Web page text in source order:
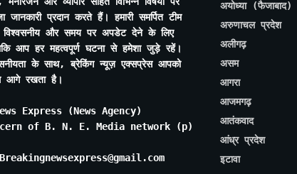
प्रदान करते हैं। हमारी समर्पित टीम
विश्वसनीय और समय पर अपडेट देने के लिए
आप हर महत्वपूर्ण घटना से हमेशा जुड़े रहें।
के साथ, ब्रेकिंग न्यूज़ एक्सप्रेस आपको
आगे रखता है।
Express (News Agency)
of B. N. E. Media network (p)
अयोध्या (फैजाबाद)
अरुणाचल प्रदेश
अलीगढ़
असम
आगरा
आजमगढ़
आतंकवाद
आंध्र प्रदेश
इटावा